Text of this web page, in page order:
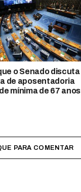
o Senado discuta
de aposentadoria
mínima de 67 anos
PARA COMENTAR